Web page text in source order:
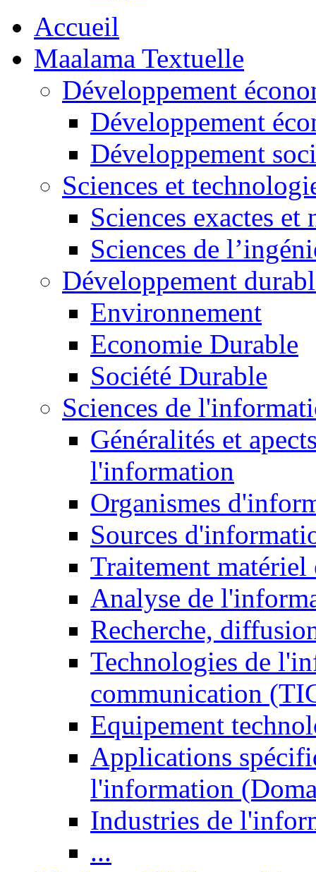
Accueil
Maalama Textuelle
Développement
Développement
Développement
Sciences et
Sciences exactes et
Sciences de
Développement
Environnement
Economie Durable
Société Durable
Sciences de
Généralités et
l'information
Organismes
Sources
Traitement matériel
Analyse de
Recherche,
Technologies de
communication
Equipement
Applications
l'information
Industries de
...